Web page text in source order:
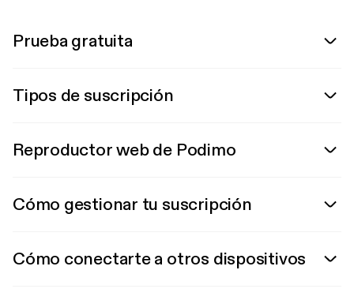
Prueba gratuita
Tipos de suscripción
Reproductor web de Podimo
Cómo gestionar tu suscripción
Cómo conectarte a otros dispositivos